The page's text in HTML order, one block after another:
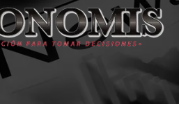
DECISIONES